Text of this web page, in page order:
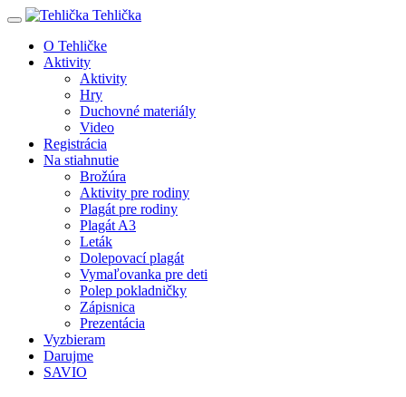
Tehlička
O Tehličke
Aktivity
Aktivity
Hry
Duchovné materiály
Video
Registrácia
Na stiahnutie
Brožúra
Aktivity pre rodiny
Plagát pre rodiny
Plagát A3
Leták
Dolepovací plagát
Vymaľovanka pre deti
Polep pokladničky
Zápisnica
Prezentácia
Vyzbieram
Darujme
SAVIO